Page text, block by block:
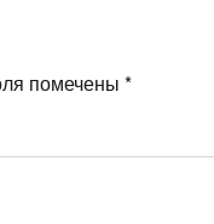
помечены *